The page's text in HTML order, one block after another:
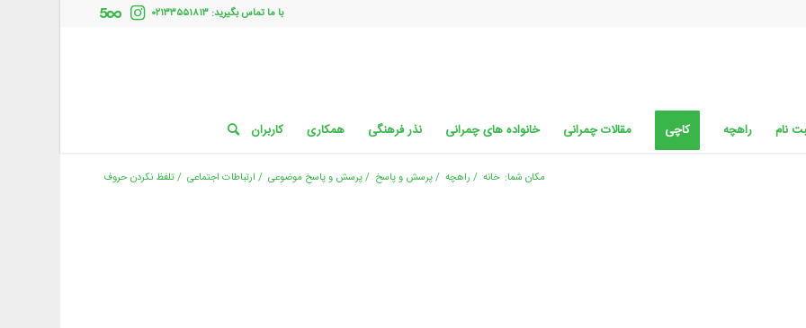
با ما تماس بگیرید: ۰۲۱۳۳۵۵۱۸۱۳
نام راهچه کاچی مقالات چمرانی خانواده های چمرانی نذر فرهنگی همکاری کاربران
مکان شما: خانه / راهچه /پرسش و پاسخ /پرسش و پاسخ موضوعی / ارتباطات اجتماعی /تلفظ نکردن حروف